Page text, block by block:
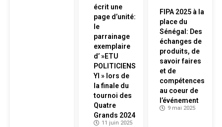
écrit une
page d’unité:
le
parrainage
exemplaire
d’ »ETU
POLITICIENS
YI » lors de
la finale du
tournoi des
Quatre
Grands 2024
11 juin 2025
FIPA 2025 à la
place du
Sénégal: Des
échanges de
produits, de
savoir faires
et de
compétences
au coeur de
l’événement
9 mai 2025